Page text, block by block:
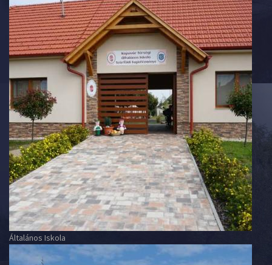
Általános Iskola